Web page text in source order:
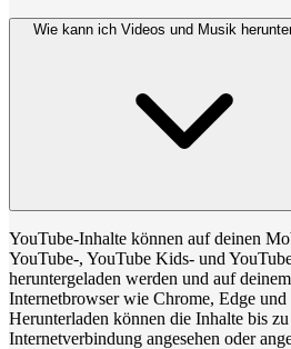
Wie kann ich Videos und Musik
YouTube-Inhalte können auf deinen
YouTube-, YouTube Kids- und
heruntergeladen werden und auf
Internetbrowser wie Chrome, Edge
Herunterladen können die Inhalte bis
Internetverbindung angesehen oder